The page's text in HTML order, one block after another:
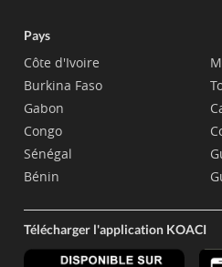
Pays
Côte d'Ivoire
Burkina Faso
Gabon
Congo
Sénégal
Bénin
Télécharger l'application KOACI